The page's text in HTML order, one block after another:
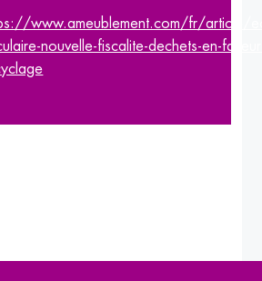
www.ameublement.com/fr/article/
nouvelle-fiscalite-dechets-en-